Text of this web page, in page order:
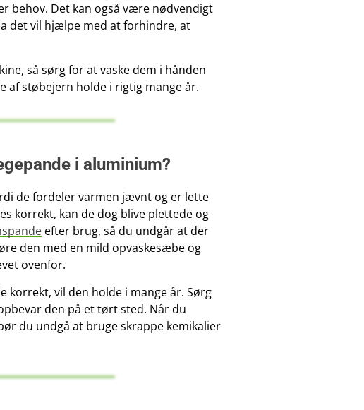
behov. Det kan også være nødvendigt
det vil hjælpe med at forhindre, at
så sørg for at vaske dem i hånden
af støbejern holde i rigtig mange år.
i aluminium?
de fordeler varmen jævnt og er lette
korrekt, kan de dog blive plettede og
efter brug, så du undgår at der
den med en mild opvaskesæbe og
ovenfor.
korrekt, vil den holde i mange år. Sørg
den på et tørt sted. Når du
du undgå at bruge skrappe kemikalier